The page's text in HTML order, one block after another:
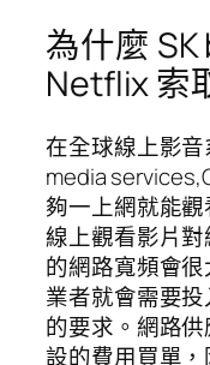
為什麼
Netflix 索
在全球線上影
media
夠一上網就能
線上觀看影片
的網路寬頻會
業者就會需要
的要求。網路
設的費用買單